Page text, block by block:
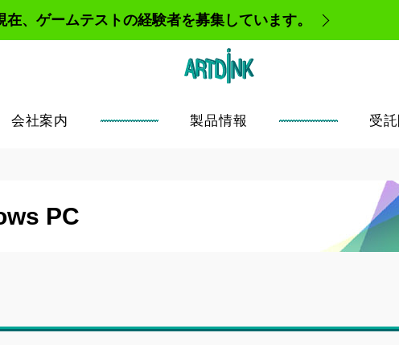
、ゲームテストの経験者を募集しています。
会社案内 製品情報 受
PC